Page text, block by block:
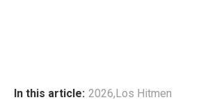
In this article: 2026,Los Hitmen